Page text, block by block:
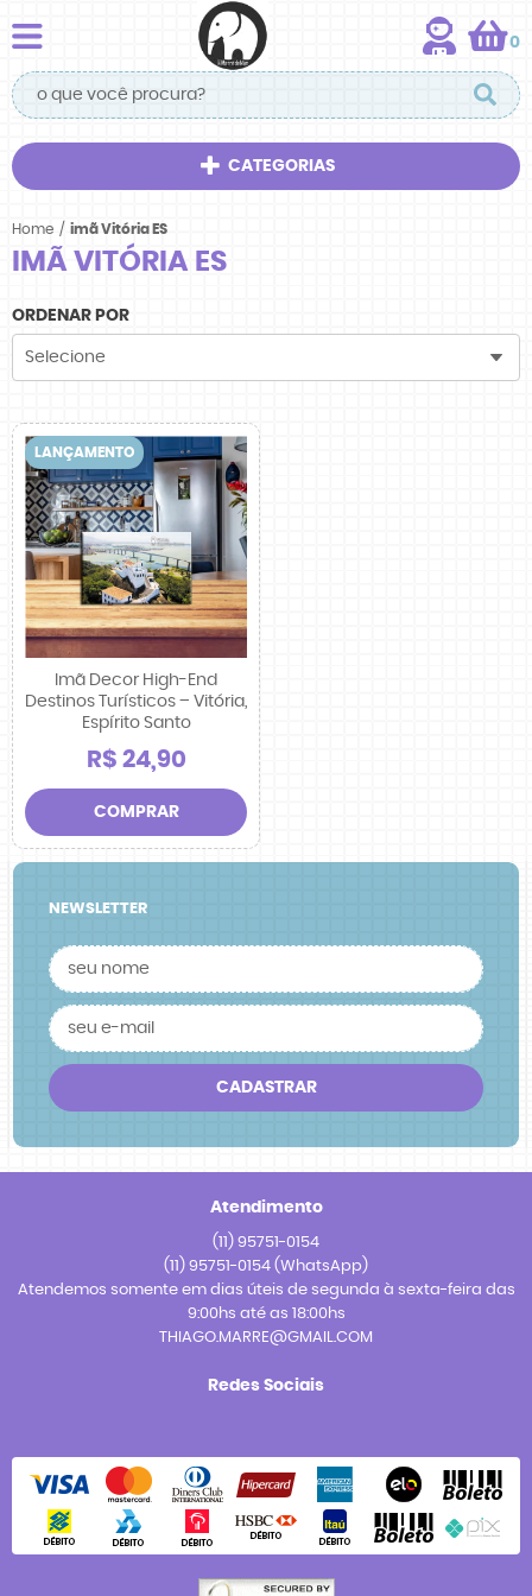
0
CATEGORIAS
IMÃ VITÓRIA ES
Home imã Vitória ES
ORDENAR POR
Selecione
LANÇAMENTO
Imã Decor High-End
Destinos Turísticos – Vitória,
Espírito Santo
R$ 24,90
COMPRAR
NEWSLETTER
CADASTRAR
Atendimento
(11) 95751-0154
(11) 95751-0154 (WhatsApp)
Atendemos somente em dias úteis de segunda à sexta-feira das
9:00hs até as 18:00hs
THIAGO.MARRE@GMAIL.COM
Redes Sociais